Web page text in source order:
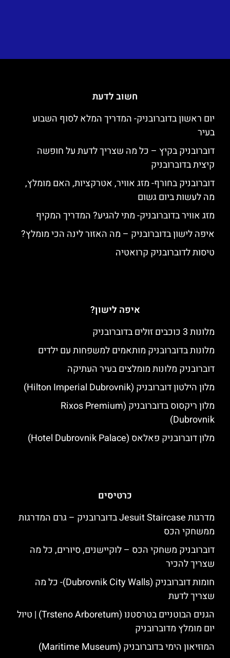
חשוב לדעת
יום ראשון בדוברובניק- המדריך המלא לסוף השבוע
בעיר
דוברובניק בקיץ – כל מה שצריך לדעת על חופשה
קיצית בדוברובניק
דוברובניק בחורף- מזג אוויר, אטרקציות, האם מומלץ,
מה לעשות ביום גשום
מזג אוויר בדוברובניק- מתי להגיע? המדריך המקיף
איפה לישון בדוברובניק – מה האזור לינה הכי מומלץ?
טיסות לדוברובניק קרואטיה
איפה לישון?
מלונות 3 כוכבים זולים בדוברובניק
מלונות בדוברובניק מותאמים למשפחות עם ילדים
דוברובניק מלונות מומלצים בעיר העתיקה
מלון הילטון דוברובניק (Hilton Imperial Dubrovnik)
מלון ריקסוס בדוברובניק (Rixos Premium
Dubrovnik)
מלון דוברובניק פאלאס (Hotel Dubrovnik Palace)
כרטיסים
מדרגות Jesuit Staircase בדוברובניק – גרם המדרגות
ממשחקי הכס
דוברובניק משחקי הכס – לוקיישנים, סיורים, כל מה
שצריך להכיר
חומות דוברובניק (Dubrovnik City Walls)- כל מה
שצריך לדעת
הגנים הבוטניים בטרסטנו (Trsteno Arboretum) | טיול
יום מומלץ מדוברובניק
המוזיאון הימי בדוברובניק (Maritime Museum)